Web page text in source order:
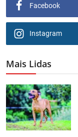
Facebook
Instagram
Mais Lidas